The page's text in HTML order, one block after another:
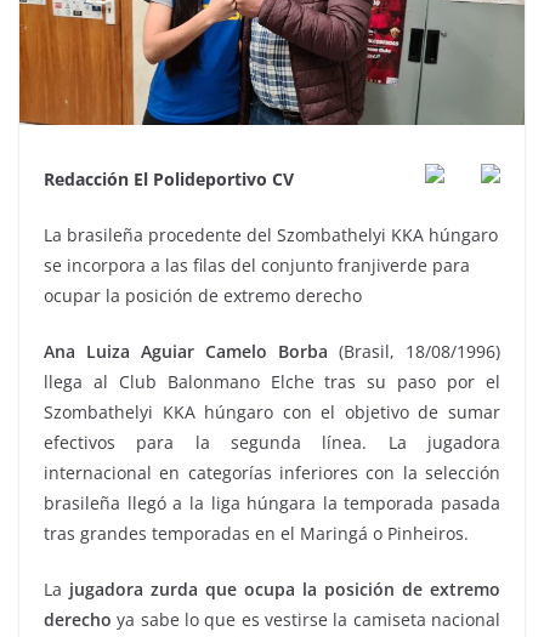
Redacción El Polideportivo CV
La brasileña procedente del Szombathelyi KKA húngaro
se incorpora a las filas del conjunto franjiverde para
ocupar la posición de extremo derecho
Ana Luiza Aguiar Camelo Borba (Brasil, 18/08/1996)
llega al Club Balonmano Elche tras su paso por el
Szombathelyi KKA húngaro con el objetivo de sumar
efectivos para la segunda línea. La jugadora
internacional en categorías inferiores con la selección
brasileña llegó a la liga húngara la temporada pasada
tras grandes temporadas en el Maringá o Pinheiros.
La jugadora zurda que ocupa la posición de extremo
derecho ya sabe lo que es vestirse la camiseta nacional